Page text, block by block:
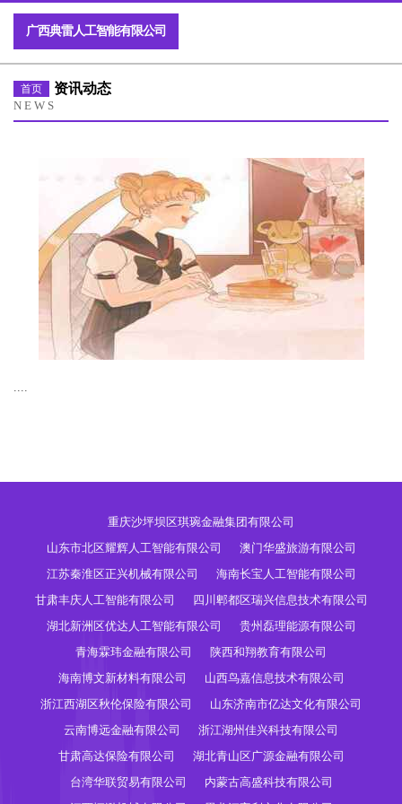
广西典雷人工智能有限公司
首页 资讯动态
NEWS
....
重庆沙坪坝区琪琬金融集团有限公司
山东市北区耀辉人工智能有限公司
澳门华盛旅游有限公司
江苏秦淮区正兴机械有限公司
海南长宝人工智能有限公司
甘肃丰庆人工智能有限公司
四川郫都区瑞兴信息技术有限公司
湖北新洲区优达人工智能有限公司
贵州磊理能源有限公司
青海霖玮金融有限公司
陕西和翔教育有限公司
海南博文新材料有限公司
山西鸟嘉信息技术有限公司
浙江西湖区秋伦保险有限公司
山东济南市亿达文化有限公司
云南博远金融有限公司
浙江湖州佳兴科技有限公司
甘肃高达保险有限公司
湖北青山区广源金融有限公司
台湾华联贸易有限公司
内蒙古高盛科技有限公司